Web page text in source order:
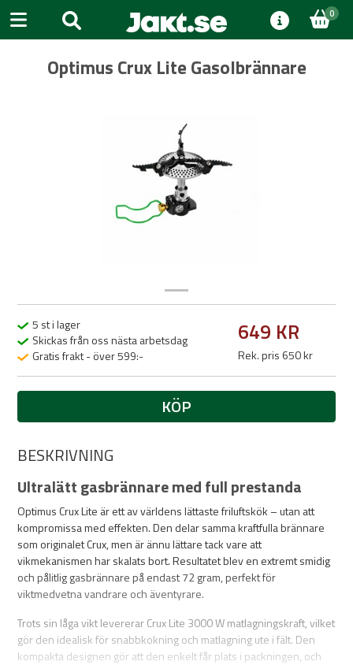
0
Optimus Crux Lite Gasolbrännare
5 st i lager
Skickas från oss nästa arbetsdag
Gratis frakt - över 599:-
649 KR
Rek. pris 650 kr
KÖP
BESKRIVNING
Ultralätt gasbrännare med full prestanda
Optimus Crux Lite är ett av världens lättaste friluftskök – utan att
kompromissa med effekten. Den delar samma kraftfulla brännare
som originalet Crux, men är ännu lättare tack vare att
vikmekanismen har skalats bort. Resultatet blev en extremt smidig
och pålitlig gasbrännare på endast 72 gram, perfekt för
viktmedvetna vandrare och äventyrare.
Trots sin låga vikt levererar Crux Lite 3000 W matlagningskraft, vilket
gör den idealisk för snabbkokning och matlagning ute i fält. Den
kompakta designen gör att den enkelt får plats i packningen, och